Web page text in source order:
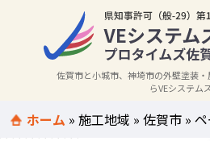
佐賀市と小城市、神埼市の外壁塗装
らVEシステム
ホーム »施工地域 »佐賀市 »